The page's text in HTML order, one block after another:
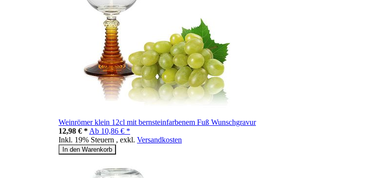
Weinrömer klein 12cl mit bernsteinfarbenem Fuß Wunschgravur
12,98 € * Ab 10,86 € *
Inkl. 19% Steuern , exkl. Versandkosten
In den Warenkorb